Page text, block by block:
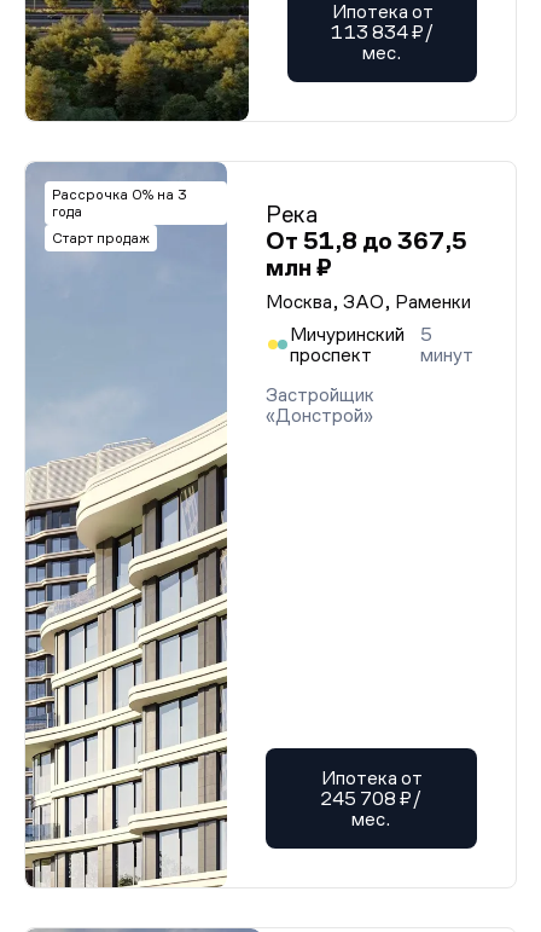
Ипотека от
113 834 ₽/
мес.
Рассрочка 0% на 3
года
Старт продаж
Река
От 51,8 до 367,5
млн ₽
Москва, ЗАО, Раменки
Мичуринский
проспект
5
минут
Застройщик
«Донстрой»
Ипотека от
245 708 ₽/
мес.